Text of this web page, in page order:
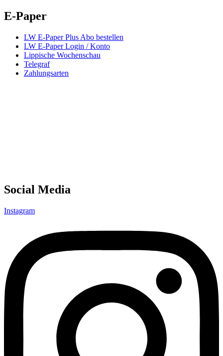
E-Paper
LW E-Paper Plus Abo bestellen
LW E-Paper Login / Konto
Lippische Wochenschau
Telegraf
Zahlungsarten
Social Media
Instagram